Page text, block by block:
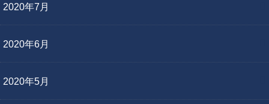
2020年7月
2020年6月
2020年5月